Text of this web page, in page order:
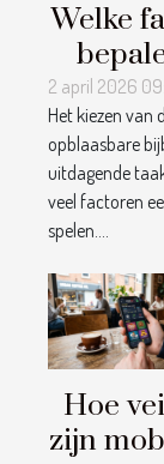
Welke
keuze
2 april 2026
Het kiezen van
opblaasbare
uitdagende
veel factoren
spelen....
Hoe
zijn